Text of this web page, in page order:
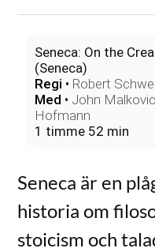
Seneca: On the
(Seneca)
Regi • Robert
Med • John
Hofmann
1 timme 52 min
Seneca är en
historia om
stoicism och